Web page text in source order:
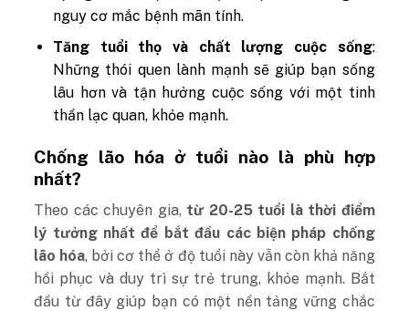
nguy cơ mắc bệnh mãn tính.
Tăng tuổi thọ và chất lượng cuộc sống:
Những thói quen lành mạnh sẽ giúp bạn sống
lâu hơn và tận hưởng cuộc sống với một tinh
thần lạc quan, khỏe mạnh.
Chống lão hóa ở tuổi nào là phù hợp
nhất?
Theo các chuyên gia, từ 20-25 tuổi là thời điểm
lý tưởng nhất để bắt đầu các biện pháp chống
lão hóa, bởi cơ thể ở độ tuổi này vẫn còn khả năng
hồi phục và duy trì sự trẻ trung, khỏe mạnh. Bắt
đầu từ đây giúp bạn có một nền tảng vững chắc